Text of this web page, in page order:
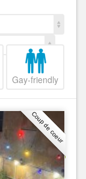
Gay-friendly
Coup de coeur